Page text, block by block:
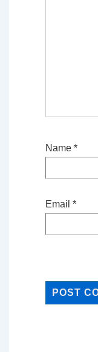
Name *
Email *